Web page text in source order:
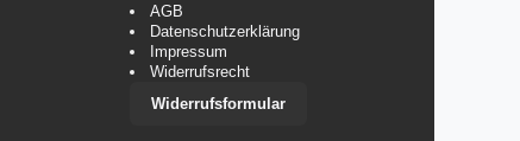
AGB
Datenschutzerklärung
Impressum
Widerrufsrecht
Widerrufsformular